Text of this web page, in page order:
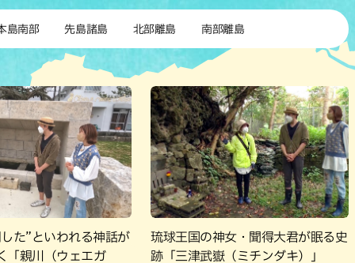
・焼肉 焼鳥・串料理
肉料理 居酒屋・バー
イキング スイーツ
カレー
ガー タコス・タコライス
サウナ 公園
島南部 先島諸島 北部離島 南部離島
た”といわれる神話が
「親川（ウェエガ
琉球王国の神女・聞得大君が眠る史
跡「三津武嶽（ミチンダキ）」